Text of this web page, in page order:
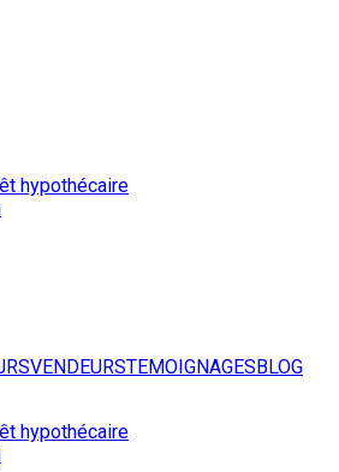
hypothécaire
VENDEURSTEMOIGNAGESBLOG
hypothécaire